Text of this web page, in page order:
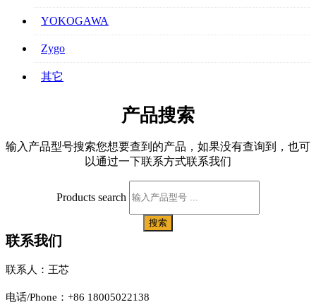
YOKOGAWA
Zygo
其它
产品搜索
输入产品型号搜索您想要查到的产品，如果没有查询到，也可
以通过一下联系方式联系我们
Products search
搜索
联系我们
联系人：王芯
电话/Phone：+86 18005022138